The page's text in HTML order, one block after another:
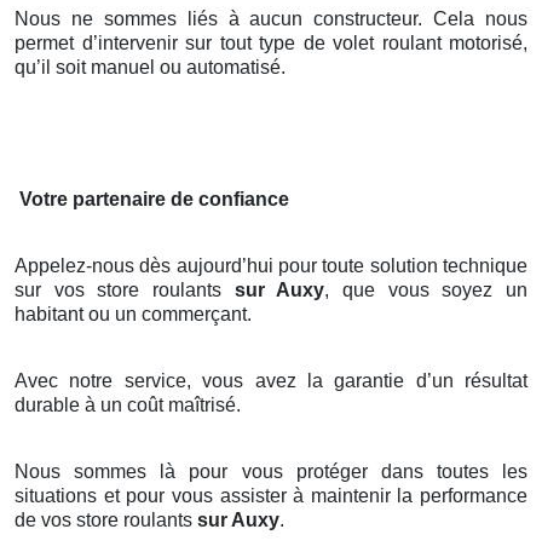
Nous ne sommes liés à aucun constructeur. Cela nous
permet d’intervenir sur tout type de volet roulant motorisé,
qu’il soit manuel ou automatisé.
Votre partenaire de confiance
Appelez-nous dès aujourd’hui pour toute solution technique
sur vos store roulants sur Auxy, que vous soyez un
habitant ou un commerçant.
Avec notre service, vous avez la garantie d’un résultat
durable à un coût maîtrisé.
Nous sommes là pour vous protéger dans toutes les
situations et pour vous assister à maintenir la performance
de vos store roulants sur Auxy.